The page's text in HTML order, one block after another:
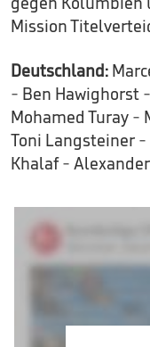
Mission
Deutschland:
- Ben Hawighorst
Mohamed Turay -
Toni Langsteiner
Khalaf -